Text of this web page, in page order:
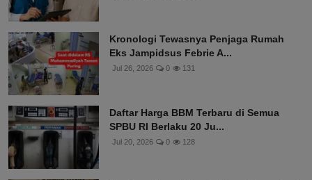
Kronologi Tewasnya Penjaga Rumah
Eks Jampidsus Febrie A...
Jul 26, 2026 0 131
Daftar Harga BBM Terbaru di Semua
SPBU RI Berlaku 20 Ju...
Jul 20, 2026 0 128